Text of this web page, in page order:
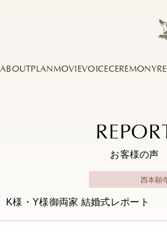
ABOUT PLANMOVIEVOICECEREMONY
お客様の声
西本願
K様・Y様御両家 結婚式レポート